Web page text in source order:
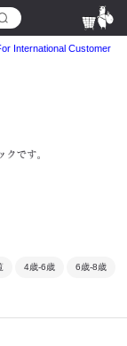
International Customer
4歳-6歳 6歳-8歳